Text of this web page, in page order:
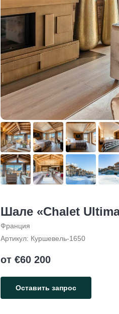
Шале «Chalet
Франция
Артикул: Куршевель-1650
от €60 200
Оставить запрос